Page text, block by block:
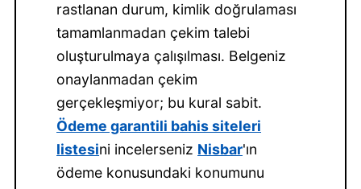
rastlanan durum, kimlik doğrulaması
tamamlanmadan çekim talebi
oluşturulmaya çalışılması. Belgeniz
onaylanmadan çekim
gerçekleşmiyor; bu kural sabit.
Ödeme garantili bahis siteleri
listesini incelerseniz Nisbar'ın
ödeme konusundaki konumunu